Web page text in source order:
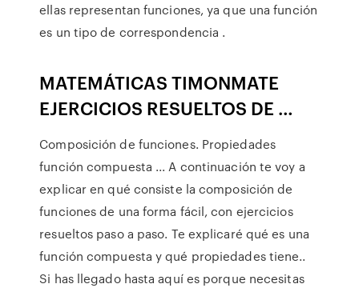
ellas representan funciones, ya que una función
es un tipo de correspondencia .
MATEMÁTICAS TIMONMATE
EJERCICIOS RESUELTOS DE …
Composición de funciones. Propiedades
función compuesta ... A continuación te voy a
explicar en qué consiste la composición de
funciones de una forma fácil, con ejercicios
resueltos paso a paso. Te explicaré qué es una
función compuesta y qué propiedades tiene..
Si has llegado hasta aquí es porque necesitas